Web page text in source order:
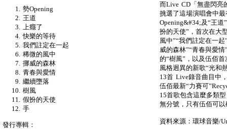
而Live CD「無盡閃亮
挑選了這場演唱會中
Opening&#34;及“王道
扮的天使”，首次在大
風中”“我們註定在一
威的森林”“青春與愛
的“樹風”，以及伍佰
風格迥異的新歌“光和
13首 Live錄音曲目中
伍佰最新“力賽可
15首歌包含這麼多類
無分號，只有伍佰可
資料來源：環球音樂/
勢Opening
王道
上癮了
快樂的等待
我們註定在一起
稀微的風中
挪威的森林
青春與愛情
繼續墮落
樹風
假扮的天使
手
發行專輯：